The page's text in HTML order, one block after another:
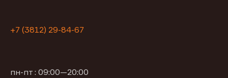
+7 (3812) 29-84-67
пн-пт : 09:00—20:00